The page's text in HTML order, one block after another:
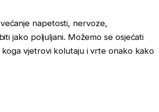
napetosti, nervoze,
jako poljuljani. Možemo se osjećati
vjetrovi kolutaju i vrte onako kako